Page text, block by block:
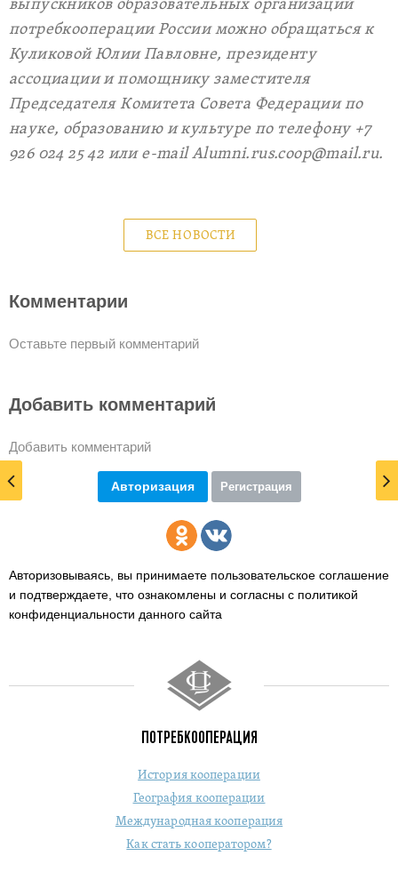
выпускников образовательных организаций
потребкооперации России можно обращаться к
Куликовой Юлии Павловне, президенту
ассоциации и помощнику заместителя
Председателя Комитета Совета Федерации по
науке, образованию и культуре по телефону +7
926 024 25 42 или e-mail Alumni.rus.coop@mail.ru.
ВСЕ НОВОСТИ
Комментарии
Оставьте первый комментарий
Добавить комментарий
Добавить комментарий
Авторизация Регистрация
Авторизовываясь, вы принимаете пользовательское соглашение
и подтверждаете, что ознакомлены и согласны с политикой
конфиденциальности данного сайта
ПОТРЕБКООПЕРАЦИЯ
История кооперации
География кооперации
Международная кооперация
Как стать кооператором?